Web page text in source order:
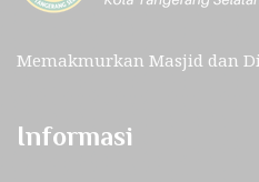
Memakmurkan Masjid dan
Informasi